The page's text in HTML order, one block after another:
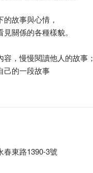
故事與心情，
關係的各種樣貌。
，慢慢閱讀他人的故事；
己的一段故事
春東路1390-3號